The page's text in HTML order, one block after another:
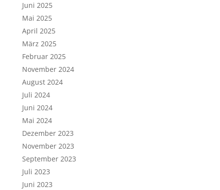
Juni 2025
Mai 2025
April 2025
März 2025
Februar 2025
November 2024
August 2024
Juli 2024
Juni 2024
Mai 2024
Dezember 2023
November 2023
September 2023
Juli 2023
Juni 2023